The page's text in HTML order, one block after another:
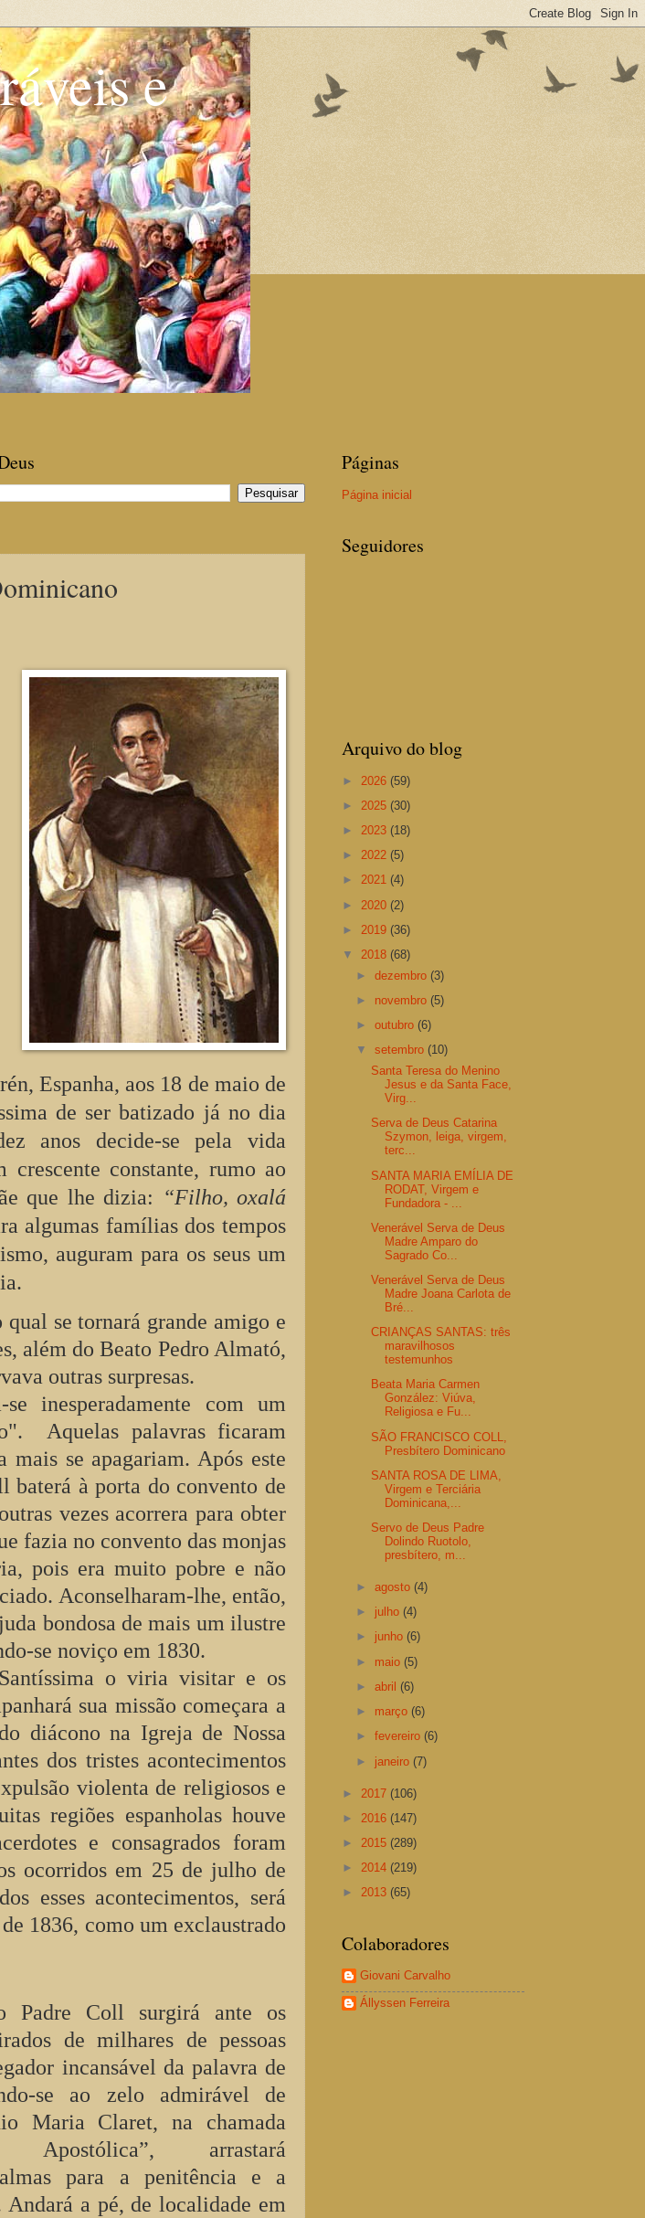
e
Espanha, aos 18 de maio de
de ser batizado já no dia
anos decide-se pela vida
constante, rumo ao
que lhe dizia: “Filho, oxalá
algumas famílias dos tempos
auguram para os seus um
se tornará grande amigo e
além do Beato Pedro Almató,
outras surpresas.
inesperadamente com um
Aquelas palavras ficaram
mais se apagariam. Após este
baterá à porta do convento de
vezes acorrera para obter
fazia no convento das monjas
pois era muito pobre e não
Aconselharam-lhe, então,
bondosa de mais um ilustre
se noviço em 1830.
o viria visitar e os
sua missão começara a
diácono na Igreja de Nossa
dos tristes acontecimentos
violenta de religiosos e
regiões espanholas houve
e consagrados foram
ocorridos em 25 de julho de
esses acontecimentos, será
1836, como um exclaustrado
Padre Coll surgirá ante os
de milhares de pessoas
incansável da palavra de
se ao zelo admirável de
Maria Claret, na chamada
Apostólica”, arrastará
para a penitência e a
a pé, de localidade em
Páginas
Página inicial
Seguidores
Arquivo do blog
► 2026 (59)
► 2025 (30)
► 2023 (18)
► 2022 (5)
► 2021 (4)
► 2020 (2)
► 2019 (36)
▼ 2018 (68)
►dezembro(3)
► novembro(5)
►outubro(6)
▼setembro(10)
Santa Teresa do Menino
Jesus e da Santa Face,
Virg...
Serva de Deus Catarina
Szymon, leiga, virgem,
terc...
SANTA MARIA EMÍLIA DE
RODAT, Virgem e
Fundadora - ...
Venerável Serva de Deus
Madre Amparo do
Sagrado Co...
Venerável Serva de Deus
Madre Joana Carlota de
Bré...
CRIANÇAS SANTAS: três
maravilhosos
testemunhos
Beata Maria Carmen
González: Viúva,
Religiosa e Fu...
SÃO FRANCISCO COLL,
Presbítero Dominicano
SANTA ROSA DE LIMA,
Virgem e Terciária
Dominicana,...
Servo de Deus Padre
Dolindo Ruotolo,
presbítero, m...
►agosto(4)
► julho(4)
► junho(6)
► maio(5)
►abril(6)
► março(6)
►fevereiro(6)
► janeiro(7)
► 2017 (106)
► 2016 (147)
► 2015 (289)
► 2014 (219)
► 2013 (65)
Colaboradores
Giovani Carvalho
Állyssen Ferreira